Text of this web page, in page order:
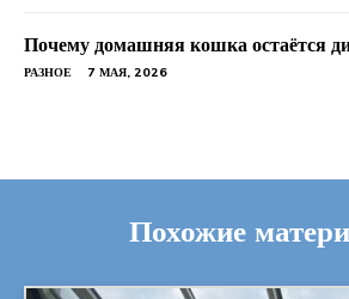
Почему домашняя кошка остаётся
РАЗНОЕ 7 МАЯ, 2026
Похожие